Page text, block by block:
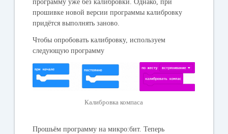
программу уже без калибровки. Однако, при
прошивке новой версии программы калибровку
придётся выполнять заново.
Чтобы опробовать калибровку, используем
следующую программу
Калибровка компаса
Прошьём программу на микро:бит. Теперь